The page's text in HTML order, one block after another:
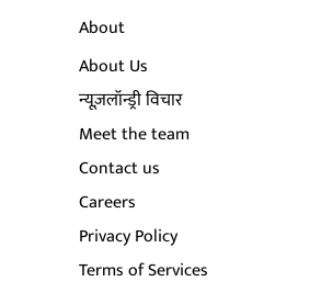
About
About Us
न्यूज़लॉन्ड्री विचार
Meet the team
Contact us
Careers
Privacy Policy
Terms of Services